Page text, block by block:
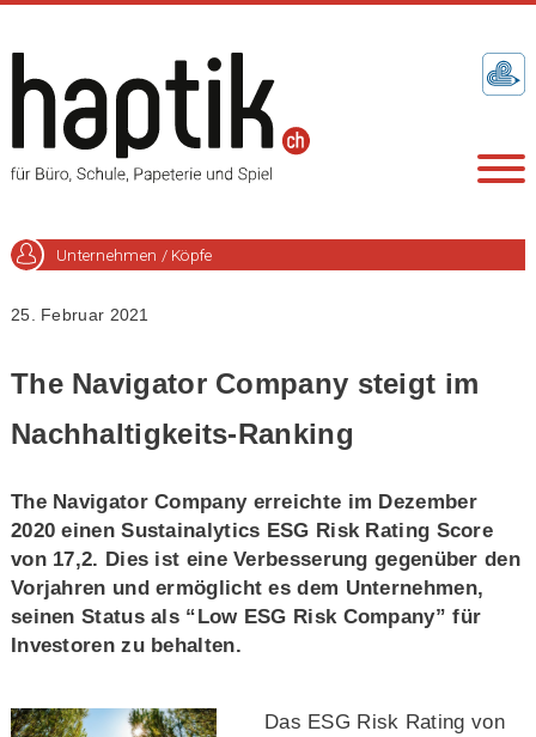
Unternehmen / Köpfe
25. Februar 2021
The Navigator Company steigt im
Nachhaltigkeits-Ranking
The Navigator Company erreichte im Dezember
2020 einen Sustainalytics ESG Risk Rating Score
von 17,2. Dies ist eine Verbesserung gegenüber den
Vorjahren und ermöglicht es dem Unternehmen,
seinen Status als “Low ESG Risk Company” für
Investoren zu behalten.
Das ESG Risk Rating von